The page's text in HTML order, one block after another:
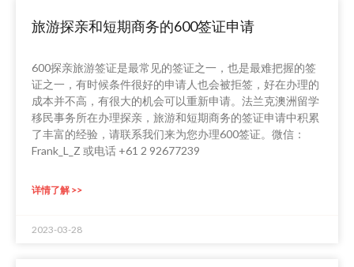
旅游探亲和短期商务的600签证申请
600探亲旅游签证是最常见的签证之一，也是最难把握的签
证之一，有时候条件很好的申请人也会被拒签，好在办理的
成本并不高，有很大的机会可以重新申请。法兰克澳洲留学
移民事务所在办理探亲，旅游和短期商务的签证申请中积累
了丰富的经验，请联系我们来为您办理600签证。微信：
Frank_L_Z 或电话 +61 2 92677239
详情了解 >>
2023-03-28